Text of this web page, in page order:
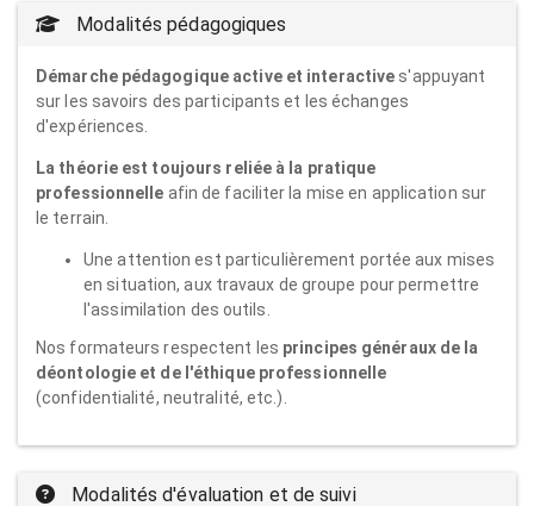
Modalités pédagogiques
Démarche pédagogique active et interactive s'appuyant
sur les savoirs des participants et les échanges
d'expériences.
La théorie est toujours reliée à la pratique
professionnelle afin de faciliter la mise en application sur
le terrain.
Une attention est particulièrement portée aux mises
en situation, aux travaux de groupe pour permettre
l'assimilation des outils.
Nos formateurs respectent les principes généraux de la
déontologie et de l'éthique professionnelle
(confidentialité, neutralité, etc.).
Modalités d'évaluation et de suivi